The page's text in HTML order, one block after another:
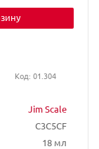
Jim Scale
C3C5CF
18 мл
Код: 01.304